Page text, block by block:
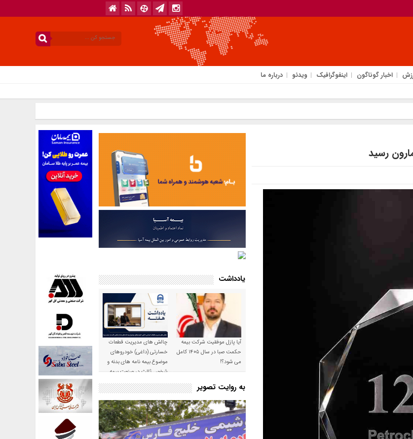
اخبار گوناگون اینفوگرافیک ویدئو درباره ما
و تقویت
رسید
یادداشت
آیا پازل موفقیت شرکت بیمه
حکمت صبا در سال ۱۴۰۵ کامل
می شود؟!
چالش های مدیریت قطعات
خسارتی (داغی) خودروهای
موضوع بیمه نامه های بدنه و
شخص ثالث در صنعت بیمه
به روایت تصویر